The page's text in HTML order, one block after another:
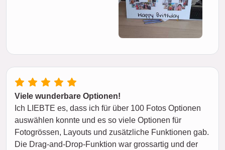
Viele wunderbare Optionen!
Ich LIEBTE es, dass ich für über 100 Fotos Optionen
auswählen konnte und es so viele Optionen für
Fotogrössen, Layouts und zusätzliche Funktionen gab.
Die Drag-and-Drop-Funktion war grossartig und der